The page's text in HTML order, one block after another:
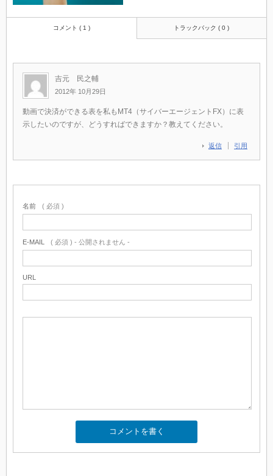
コメント ( 1 ) トラックバック ( 0 )
吉元 民之輔
2012年 10月29日
返信 引用
動画で決済ができる表を私もMT4（サイバーエージェントFX）に表
示したいのですが、どうすればできますか？教えてください。
名前 ( 必須 )
E-MAIL ( 必須 ) - 公開されません -
URL